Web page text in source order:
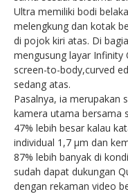
Ultra memiliki bodi
melengkung dan kotak
di pojok kiri atas. Di
mengusung layar Infinity
screen-to-body,curved
sedang atas.
Pasalnya, ia merupakan
kamera utama bersama
47% lebih besar kalau
individual 1,7 μm dan
87% lebih banyak di
sudah dapat dukungan
dengan rekaman video